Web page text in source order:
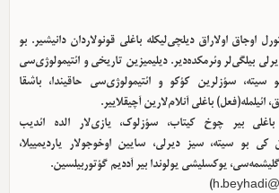
اوجاق اولا‌راق دیلچی‌لیکله باغلی قونولاردان دانیشیر. بو
بیلگی‌لر وئرمکده‌دیر. دیلیمیزین تاریخی و ائتیمولوژی‌سی
سیته، سؤزلرین کؤکو و ائتیمولوژی‌سی حاقیندا، باشقا
ائیلمله(فعل) باغلی آنلام‌لارین آچیقلاییر.
باغلی بیر چوخ کیتاب، سؤزلوک، یازی‌لار الده ائدیب
کی بو سیته، سیز دیرلی، سایین اوخوجولار یاردیمییلا،
یوکسلیشی یولوندا بیر آددیم گؤتوربیلسین.
)